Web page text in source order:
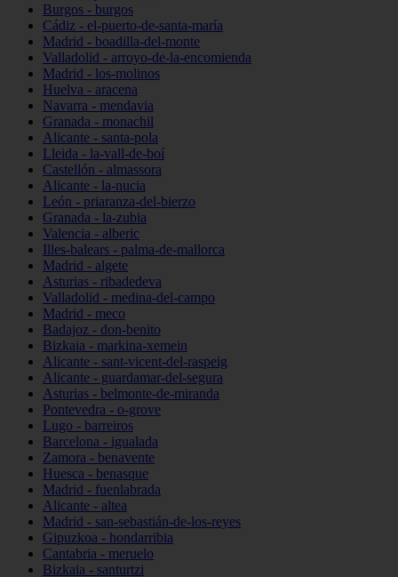
Burgos - burgos
Cádiz - el-puerto-de-santa-maría
Madrid - boadilla-del-monte
Valladolid - arroyo-de-la-encomienda
Madrid - los-molinos
Huelva - aracena
Navarra - mendavia
Granada - monachil
Alicante - santa-pola
Lleida - la-vall-de-boí
Castellón - almassora
Alicante - la-nucia
León - priaranza-del-bierzo
Granada - la-zubia
Valencia - alberic
Illes-balears - palma-de-mallorca
Madrid - algete
Asturias - ribadedeva
Valladolid - medina-del-campo
Madrid - meco
Badajoz - don-benito
Bizkaia - markina-xemein
Alicante - sant-vicent-del-raspeig
Alicante - guardamar-del-segura
Asturias - belmonte-de-miranda
Pontevedra - o-grove
Lugo - barreiros
Barcelona - igualada
Zamora - benavente
Huesca - benasque
Madrid - fuenlabrada
Alicante - altea
Madrid - san-sebastián-de-los-reyes
Gipuzkoa - hondarribia
Cantabria - meruelo
Bizkaia - santurtzi